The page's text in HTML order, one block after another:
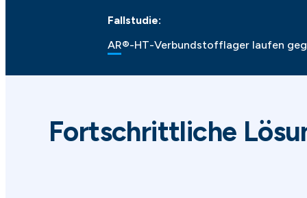
Fallstudie:
AR®-HT-Verbundstofflager laufen
Fortschrittliche